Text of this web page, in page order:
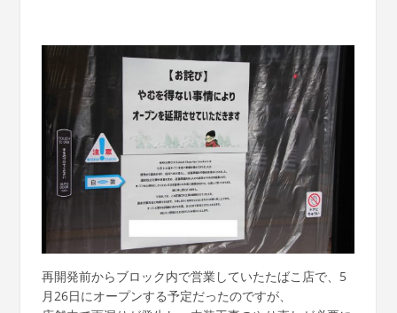
再開発前からブロック内で営業していたたばこ店で、5
月26日にオープンする予定だったのですが、